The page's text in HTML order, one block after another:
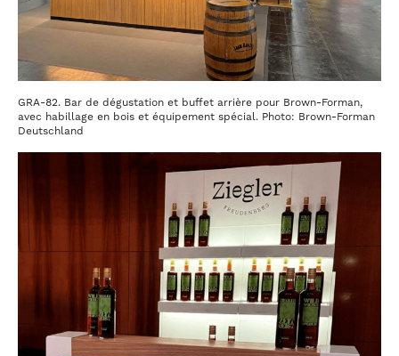
GRA-82. Bar de dégustation et buffet arrière pour Brown-Forman,
avec habillage en bois et équipement spécial. Photo: Brown-Forman
Deutschland